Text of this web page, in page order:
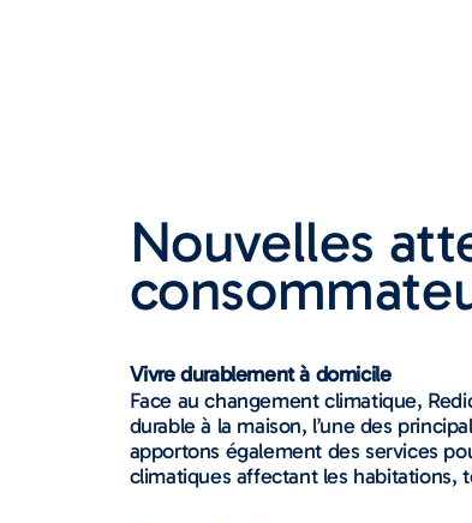
Nouvelles
Vivre durablement à domicile
Face au changement climatique,
durable à la maison, l’une des
apportons également des services
climatiques affectant les habitations,